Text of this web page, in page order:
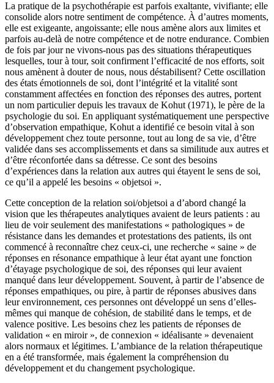
La pratique de la psychothérapie est parfois exaltante, vivifiante; elle
consolide alors notre sentiment de compétence. À d’autres moments,
elle est exigeante, angoissante; elle nous amène alors aux limites et
parfois au-delà de notre compétence et de notre endurance. Combien
de fois par jour ne vivons-nous pas des situations thérapeutiques
lesquelles, tour à tour, soit confirment l’efficacité de nos efforts, soit
nous amènent à douter de nous, nous déstabilisent? Cette oscillation
des états émotionnels de soi, dont l’intégrité et la vitalité sont
constamment affectées en fonction des réponses des autres, portent
un nom particulier depuis les travaux de Kohut (1971), le père de la
psychologie du soi. En appliquant systématiquement une perspective
d’observation empathique, Kohut a identifié ce besoin vital à son
développement chez toute personne, tout au long de sa vie, d’être
validée dans ses accomplissements et dans sa similitude aux autres et
d’être réconfortée dans sa détresse. Ce sont des besoins
d’expériences dans la relation aux autres qui étayent le sens de soi,
ce qu’il a appelé les besoins « objetsoi ».
Cette conception de la relation soi/objetsoi a d’abord changé la
vision que les thérapeutes analytiques avaient de leurs patients : au
lieu de voir seulement des manifestations « pathologiques » de
résistance dans les demandes et protestations des patients, ils ont
commencé à reconnaître chez ceux-ci, une recherche « saine » de
réponses en résonance empathique à leur état ayant une fonction
d’étayage psychologique de soi, des réponses qui leur avaient
manqué dans leur développement. Souvent, à partir de l’absence de
réponses empathiques, ou pire, à partir de réponses abusives dans
leur environnement, ces personnes ont développé un sens d’elles-
mêmes qui manque de cohésion, de stabilité dans le temps, et de
valence positive. Les besoins chez les patients de réponses de
validation « en miroir », de connexion « idéalisante » devenaient
alors normaux et légitimes. L’ambiance de la relation thérapeutique
en a été transformée, mais également la compréhension du
développement et du changement psychologique.